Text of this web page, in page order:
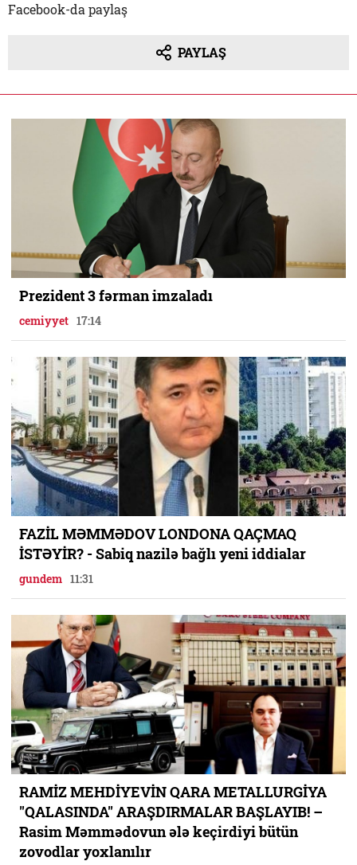
Facebook-da paylaş
PAYLAŞ
Prezident 3 fərman imzaladı
cemiyyet 17:14
FAZİL MƏMMƏDOV LONDONA QAÇMAQ
İSTƏYİR? - Sabiq nazilə bağlı yeni iddialar
gundem 11:31
RAMİZ MEHDİYEVİN QARA METALLURGİYA
"QALASINDA" ARAŞDIRMALAR BAŞLAYIB! –
Rasim Məmmədovun ələ keçirdiyi bütün
zovodlar yoxlanılır